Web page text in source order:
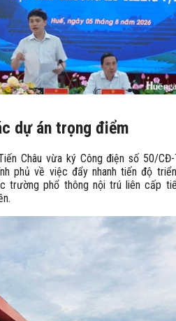
dự án trọng điểm
Châu vừa ký Công điện số 50/
phủ về việc đẩy nhanh tiến độ
trường phổ thông nội trú liên cấp